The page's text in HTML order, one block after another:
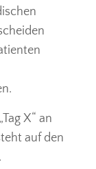
X“ an
auf den